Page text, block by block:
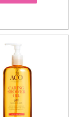
til ønskeseddel